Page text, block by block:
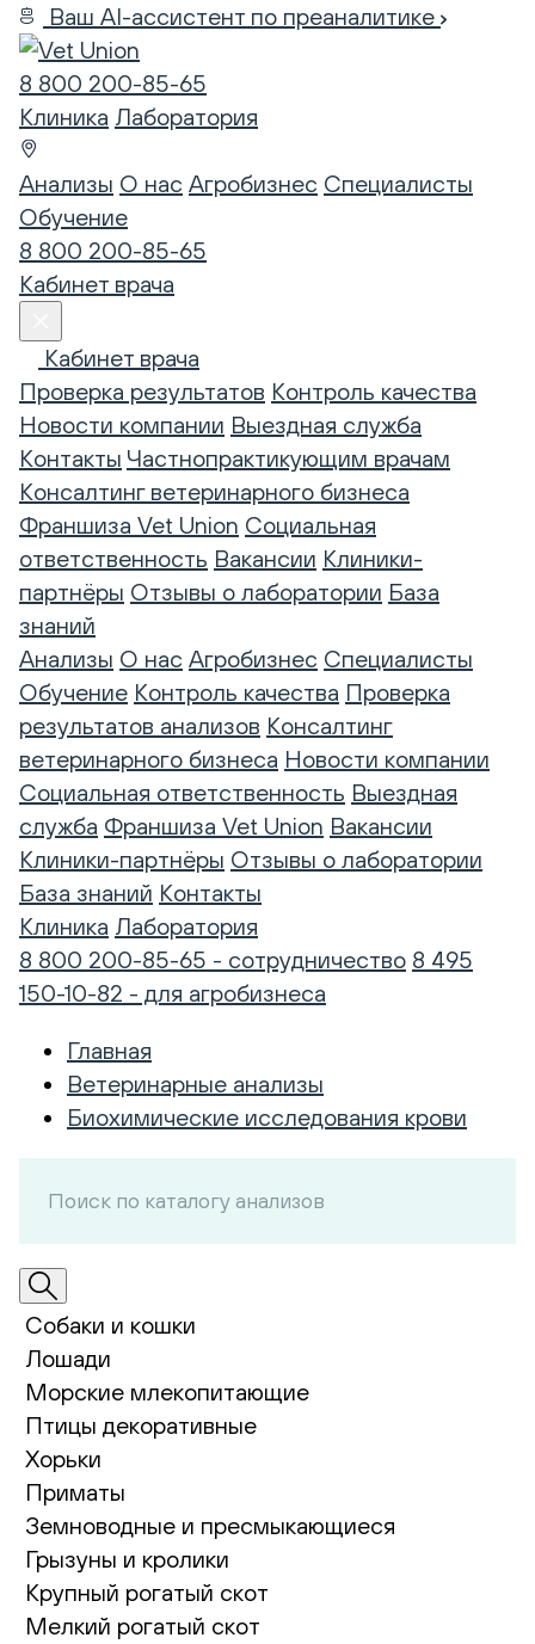
Ваш AI-ассистент по преаналитике
8 800 200-85-65
Клиника Лаборатория
Анализы О нас Агробизнес Специалисты
Обучение
8 800 200-85-65
Кабинет врача
Кабинет врача
Проверка результатов Контроль качества
Новости компании Выездная служба
Контакты Частнопрактикующим врачам
Консалтинг ветеринарного бизнеса
Франшиза Vet Union Социальная
ответственность Вакансии Клиники-
партнёры Отзывы о лаборатории База
знаний
Анализы О нас Агробизнес Специалисты
Обучение Контроль качества Проверка
результатов анализов Консалтинг
ветеринарного бизнеса Новости компании
Социальная ответственность Выездная
служба Франшиза Vet Union Вакансии
Клиники-партнёры Отзывы о лаборатории
База знаний Контакты
Клиника Лаборатория
8 800 200-85-65 - сотрудничество 8 495
150-10-82 - для агробизнеса
Главная
Ветеринарные анализы
Биохимические исследования крови
Собаки и кошки
Лошади
Морские млекопитающие
Птицы декоративные
Хорьки
Приматы
Земноводные и пресмыкающиеся
Грызуны и кролики
Крупный рогатый скот
Мелкий рогатый скот